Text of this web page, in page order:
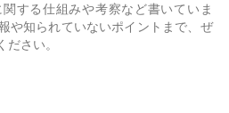
する仕組みや考察など書いていま
や知られていないポイントまで、ぜ
さい。